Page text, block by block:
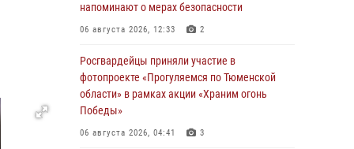
напоминают о мерах безопасности
06 августа 2026, 12:33 2
Росгвардейцы приняли участие в
фотопроекте «Прогуляемся по Тюменской
области» в рамках акции «Храним огонь
Победы»
06 августа 2026, 04:41 3